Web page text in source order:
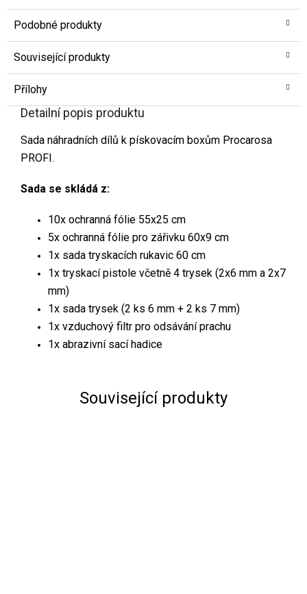
Podobné produkty
Související produkty
Přílohy
Detailní popis produktu
Sada náhradních dílů k pískovacím boxům Procarosa
PROFI.
Sada se skládá z:
10x ochranná fólie 55x25 cm
5x ochranná fólie pro zářivku 60x9 cm
1x sada tryskacích rukavic 60 cm
1x tryskací pistole včetně 4 trysek (2x6 mm a 2x7
mm)
1x sada trysek (2 ks 6 mm + 2 ks 7 mm)
1x vzduchový filtr pro odsávání prachu
1x abrazivní sací hadice
Související produkty